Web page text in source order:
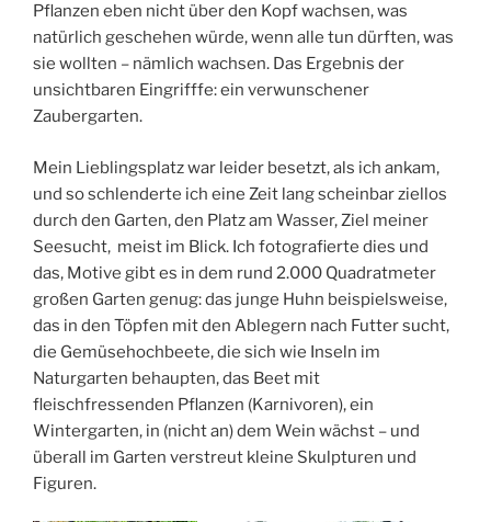
Pflanzen eben nicht über den Kopf wachsen, was
natürlich geschehen würde, wenn alle tun dürften, was
sie wollten – nämlich wachsen. Das Ergebnis der
unsichtbaren Eingrifffe: ein verwunschener
Zaubergarten.
Mein Lieblingsplatz war leider besetzt, als ich ankam,
und so schlenderte ich eine Zeit lang scheinbar ziellos
durch den Garten, den Platz am Wasser, Ziel meiner
Seesucht, meist im Blick. Ich fotografierte dies und
das, Motive gibt es in dem rund 2.000 Quadratmeter
großen Garten genug: das junge Huhn beispielsweise,
das in den Töpfen mit den Ablegern nach Futter sucht,
die Gemüsehochbeete, die sich wie Inseln im
Naturgarten behaupten, das Beet mit
fleischfressenden Pflanzen (Karnivoren), ein
Wintergarten, in (nicht an) dem Wein wächst – und
überall im Garten verstreut kleine Skulpturen und
Figuren.